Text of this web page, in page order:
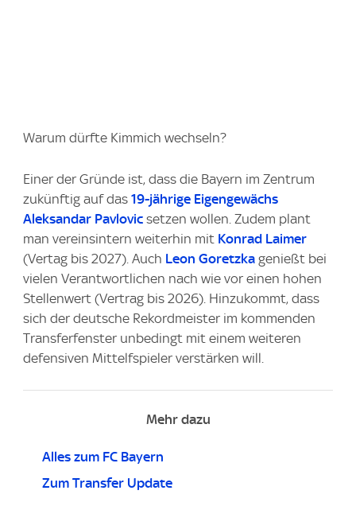
Warum dürfte Kimmich wechseln?
Einer der Gründe ist, dass die Bayern im Zentrum
zukünftig auf das 19-jährige Eigengewächs
Aleksandar Pavlovic setzen wollen. Zudem plant
man vereinsintern weiterhin mit Konrad Laimer
(Vertag bis 2027). Auch Leon Goretzka genießt bei
vielen Verantwortlichen nach wie vor einen hohen
Stellenwert (Vertrag bis 2026). Hinzukommt, dass
sich der deutsche Rekordmeister im kommenden
Transferfenster unbedingt mit einem weiteren
defensiven Mittelfspieler verstärken will.
Mehr dazu
Alles zum FC Bayern
Zum Transfer Update